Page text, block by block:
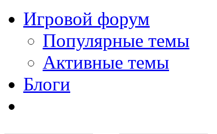
Игровой форум
Популярные темы
Активные темы
Блоги